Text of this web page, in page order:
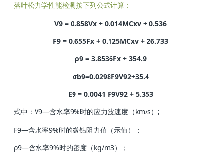
落叶松力学性能检测按下列公式计算：
V9 = 0.858Vx + 0.014MCxv + 0.536
F9 = 0.655Fx + 0.125MCxv + 26.733
ρ9 = 3.8536Fx + 354.9
σb9=0.0298F9V92+35.4
E9 = 0.0041 F9V92 + 5.353
式中：V9—含水率9%时的应力波速度（km/s）;
F9—含水率9%时的微钻阻力值（示值）；
ρ9—含水率9%时的密度（kg/m3）；